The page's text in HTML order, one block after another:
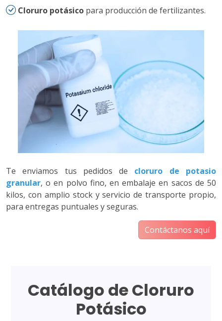
Cloruro potásico para producción de fertilizantes.
Te enviamos tus pedidos de cloruro de potasio
granular, o en polvo fino, en embalaje en sacos de 50
kilos, con amplio stock y servicio de transporte propio,
para entregas puntuales y seguras.
Contáctanos aquí
Catálogo de Cloruro
Potásico